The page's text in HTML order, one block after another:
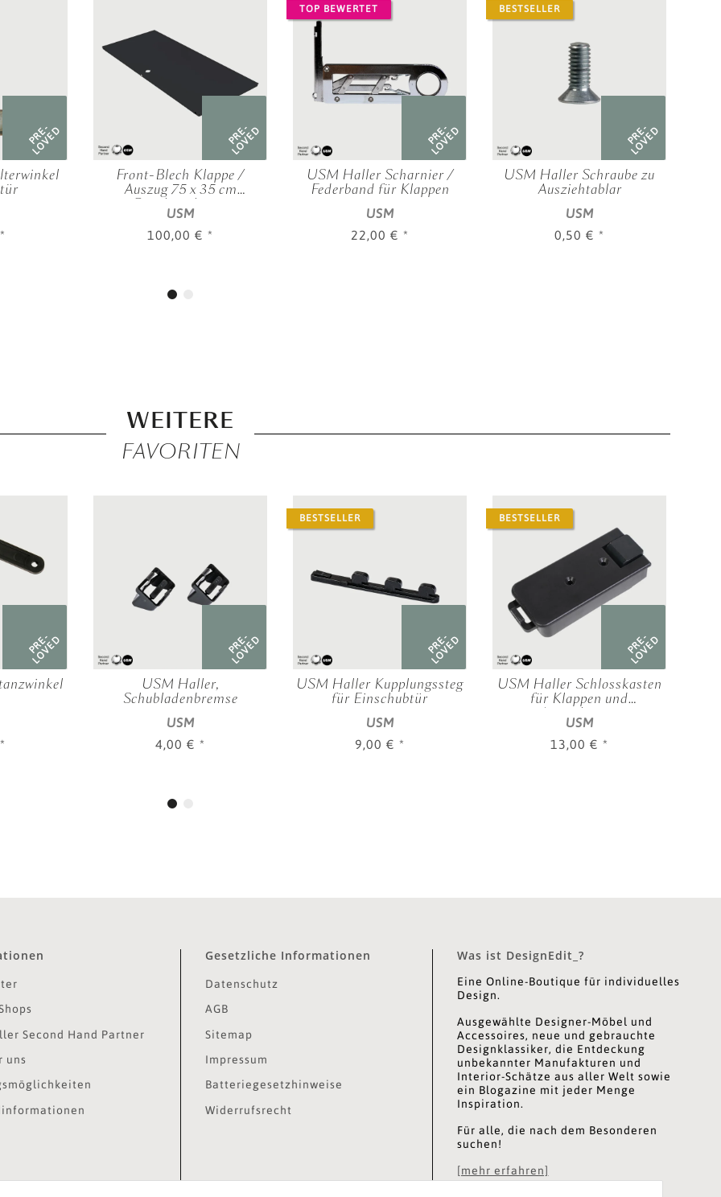
PRE-
LOVED
*
PRE-
LOVED
Front-Blech Klappe /
Auszug 75 x 35 cm
Graphitschwarz
USM
100,00 € *
TOP BEWERTET
PRE-
LOVED
USM Haller Scharnier /
Federband für Klappen
USM
22,00 € *
BESTSELLER
PRE-
LOVED
USM Haller Schraube zu
Ausziehtablar
USM
0,50 € *
WEITERE
FAVORITEN
PRE-
LOVED
*
PRE-
LOVED
USM Haller,
Schubladenbremse
USM
4,00 € *
BESTSELLER
PRE-
LOVED
USM Haller Kupplungssteg
für Einschubtür
USM
9,00 € *
BESTSELLER
PRE-
LOVED
USM Haller Schlosskasten
für Klappen und
Ausziehtüren
USM
13,00 € *
Second Hand Partner
uns
Gesetzliche Informationen
Datenschutz
AGB
Sitemap
Impressum
Batteriegesetzhinweise
Widerrufsrecht
Was ist DesignEdit_?
Eine Online-Boutique für individuelles
Design.
Ausgewählte Designer-Möbel und
Accessoires, neue und gebrauchte
Designklassiker, die Entdeckung
unbekannter Manufakturen und
Interior-Schätze aus aller Welt sowie
ein Blogazine mit jeder Menge
Inspiration.
Für alle, die nach dem Besonderen
suchen!
[mehr erfahren]